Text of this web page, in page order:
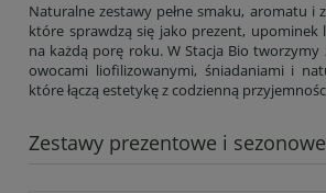
Naturalne zestawy pełne smaku, aromatu i
które sprawdzą się jako prezent, upominek
na każdą porę roku. W Stacja Bio tworzymy
owocami liofilizowanymi, śniadaniami i
które łączą estetykę z codzienną
Zestawy prezentowe i sezonowe